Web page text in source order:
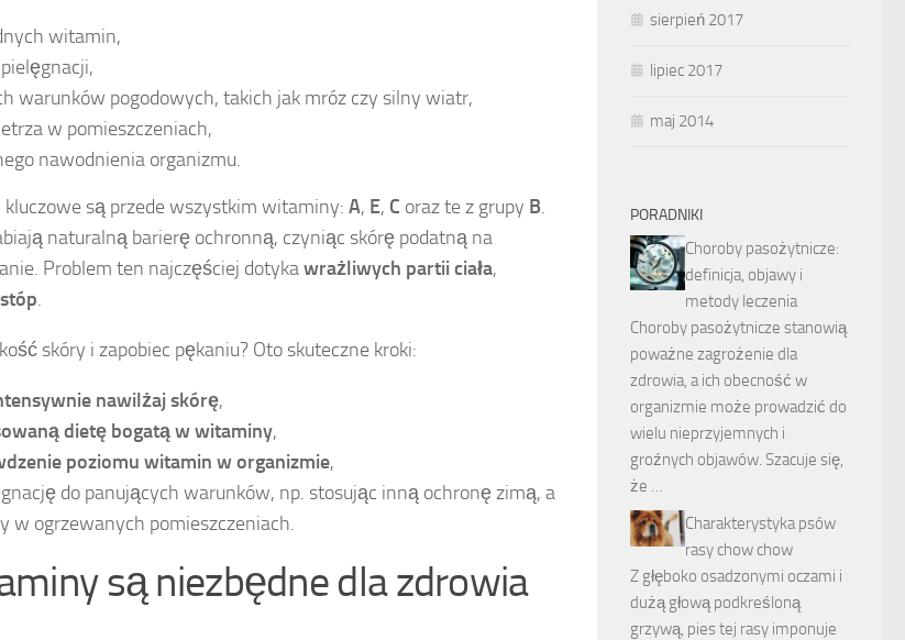
witamin,
warunków pogodowych, takich jak mróz czy silny wiatr,
w pomieszczeniach,
nawodnienia organizmu.
kluczowe są przede wszystkim witaminy: A, E, C oraz te z grupy B.
naturalną barierę ochronną, czyniąc skórę podatną na
Problem ten najczęściej dotykawrażliwych partii ciała,
.
skóry i zapobiec pękaniu? Oto skuteczne kroki:
nawilżaj skórę,
dietę bogatą w witaminy,
poziomu witamin w organizmie,
do panujących warunków, np. stosując inną ochronę zimą, a
w ogrzewanych pomieszczeniach.
są niezbędne dla zdrowia
sierpień 2017
lipiec 2017
maj 2014
PORADNIKI
Choroby pasożytnicze:
definicja, objawy i
metody leczenia
Choroby pasożytnicze stanowią
poważne zagrożenie dla
zdrowia, a ich obecność w
organizmie może prowadzić do
wielu nieprzyjemnych i
groźnych objawów. Szacuje się,
że …
Charakterystyka psów
rasy chow chow
Z głęboko osadzonymi oczami i
dużą głową podkreśloną
grzywą, pies tej rasy imponuje